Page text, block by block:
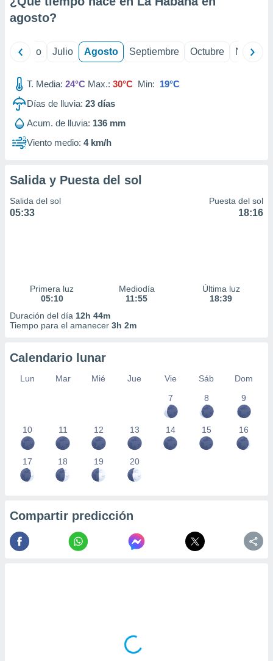
e
publicidad
publicidad
de
agosto?
Junio Julio Agosto Septiembre Octubre
T. Media: 24°C Max.: 30°C Min: 19°C
Días de lluvia: 23 días
Acum. de lluvia: 136 mm
Viento medio: 4 km/h
Salida y Puesta del sol
Salida del sol
05:33
Puesta del sol
18:16
Primera luz
05:10
Mediodía
11:55
Última luz
18:39
Duración del día 12h 44m
Tiempo para el amanecer 3h 2m
Calendario lunar
Lun Mar Mié Jue Vie Sáb
Dom
7
8 9
10 11 12 13 14 15 16
17 18 19 20
Compartir predicción